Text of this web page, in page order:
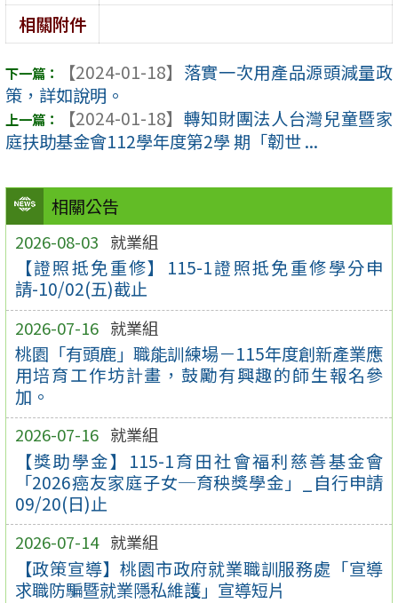
相關公告
2026-08-03 就業組
【證照抵免重修】115-1證照抵免重修學分申
請-10/02(五)截止
2026-07-16 就業組
桃園「有頭鹿」職能訓練場－115年度創新產業應
用培育工作坊計畫，鼓勵有興趣的師生報名參
加。
2026-07-16 就業組
【獎助學金】115-1育田社會福利慈善基金會
「2026癌友家庭子女─育秧獎學金」_自行申請
09/20(日)止
2026-07-14 就業組
【政策宣導】桃園市政府就業職訓服務處「宣導
求職防騙暨就業隱私維護」宣導短片
相關附件
【2024-01-18】 落實一次用產品源頭減量政
策，詳如說明。
【2024-01-18】 轉知財團法人台灣兒童暨家
庭扶助基金會112學年度第2學 期「韌世 ...